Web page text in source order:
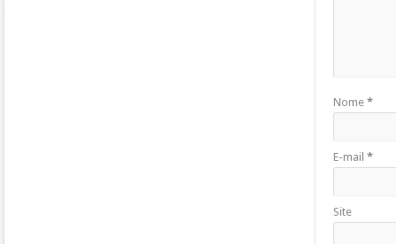
Nome *
E-mail *
Site